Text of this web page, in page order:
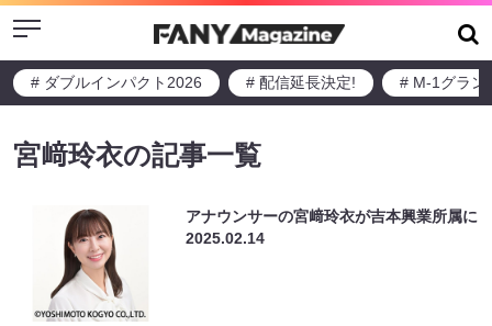
Menu
# ダブルインパクト2026 # 配信延長決定! # M-1グラン
宮﨑玲衣の記事一覧
アナウンサーの宮﨑玲衣が吉本興業所属に
2025.02.14